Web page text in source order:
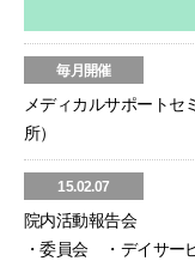
毎月開催
メディカルサポート
所）
15.02.07
院内活動報告会
・委員会 ・デイサ